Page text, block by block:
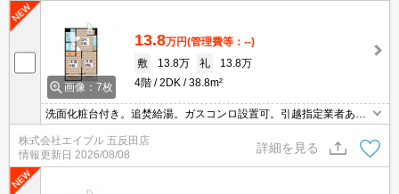
画像：7枚
13.8万円(管理費等：--)
敷
13.8万 礼
13.8万
4階
2DK 38.8m²
洗面化粧台付き。追焚給湯。ガスコンロ設置可。引越指定業者あ
り。買い物便利。生活環境良好。ぜひお問い合わせください。住環
境、あなたの目でお確かめください。あなたの新生活応援しま
す！。見逃せませんね！。
株式会社エイブル 五反田店
情報更新日 2026/08/08
詳細を見る